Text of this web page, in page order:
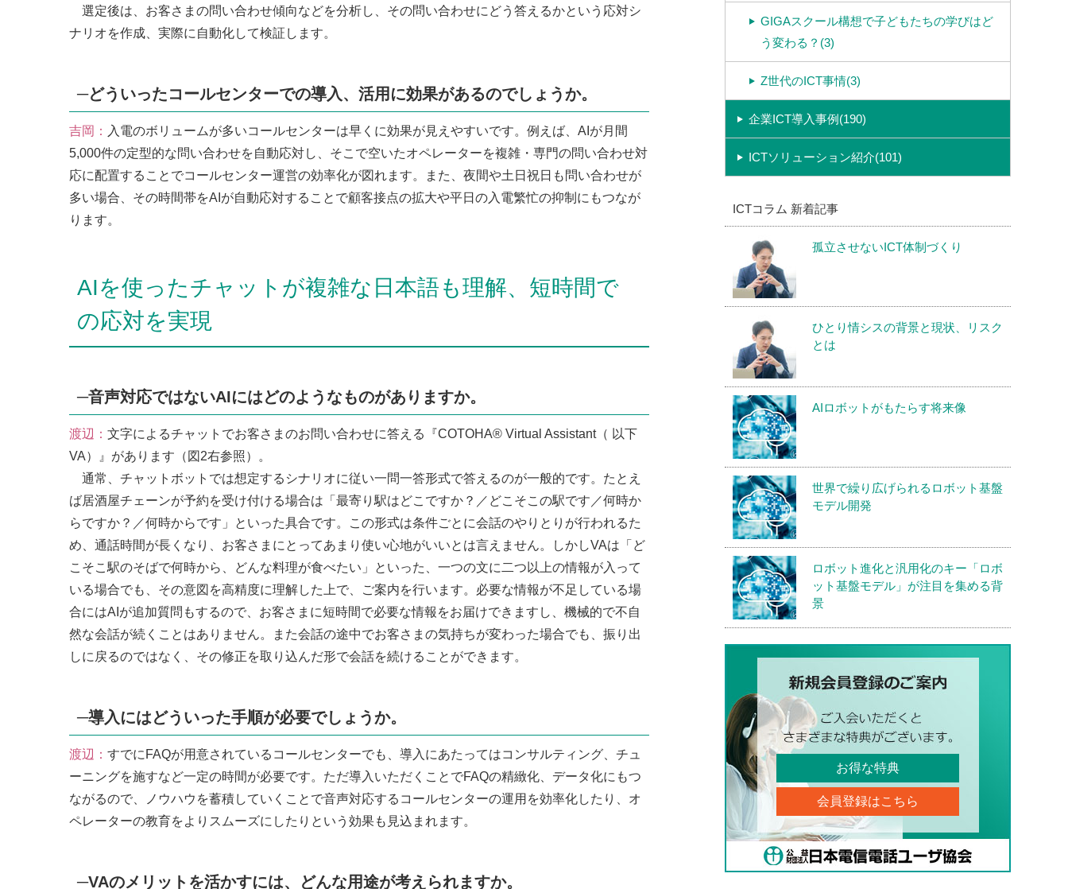
選定後は、お客さまの問い合わせ傾向などを分析し、その問い合わせにどう答えるかという応対シ
ナリオを作成、実際に自動化して検証します。
─どういったコールセンターでの導入、活用に効果があるのでしょうか。
吉岡： 入電のボリュームが多いコールセンターは早くに効果が見えやすいです。例えば、AIが月間
5,000件の定型的な問い合わせを自動応対し、そこで空いたオペレーターを複雑・専門の問い合わせ対
応に配置することでコールセンター運営の効率化が図れます。また、夜間や土日祝日も問い合わせが
多い場合、その時間帯をAIが自動応対することで顧客接点の拡大や平日の入電繁忙の抑制にもつなが
ります。
AIを使ったチャットが複雑な日本語も理解、短時間で
の応対を実現
─音声対応ではないAIにはどのようなものがありますか。
渡辺：文字によるチャットでお客さまのお問い合わせに答える『COTOHA® Virtual Assistant（ 以下
VA）』があります（図2右参照）。
通常、チャットボットでは想定するシナリオに従い一問一答形式で答えるのが一般的です。たとえ
ば居酒屋チェーンが予約を受け付ける場合は「最寄り駅はどこですか？／どこそこの駅です／何時か
らですか？／何時からです」といった具合です。この形式は条件ごとに会話のやりとりが行われるた
め、通話時間が長くなり、お客さまにとってあまり使い心地がいいとは言えません。しかしVAは「ど
こそこ駅のそばで何時から、どんな料理が食べたい」といった、一つの文に二つ以上の情報が入って
いる場合でも、その意図を高精度に理解した上で、ご案内を行います。必要な情報が不足している場
合にはAIが追加質問もするので、お客さまに短時間で必要な情報をお届けできますし、機械的で不自
然な会話が続くことはありません。また会話の途中でお客さまの気持ちが変わった場合でも、振り出
しに戻るのではなく、その修正を取り込んだ形で会話を続けることができます。
─導入にはどういった手順が必要でしょうか。
渡辺：すでにFAQが用意されているコールセンターでも、導入にあたってはコンサルティング、チュ
ーニングを施すなど一定の時間が必要です。ただ導入いただくことでFAQの精緻化、データ化にもつ
ながるので、ノウハウを蓄積していくことで音声対応するコールセンターの運用を効率化したり、オ
ペレーターの教育をよりスムーズにしたりという効果も見込まれます。
─VAのメリットを活かすには、どんな用途が考えられますか。
GIGAスクール構想で子どもたちの学びはど
う変わる？(3)
Z世代のICT事情(3)
企業ICT導入事例(190)
ICTソリューション紹介(101)
ICTコラム 新着記事
孤立させないICT体制づくり
ひとり情シスの背景と現状、リスク
とは
AIロボットがもたらす将来像
世界で繰り広げられるロボット基盤
モデル開発
ロボット進化と汎用化のキー「ロボ
ット基盤モデル」が注目を集める背
景
お得な特典
会員登録はこちら